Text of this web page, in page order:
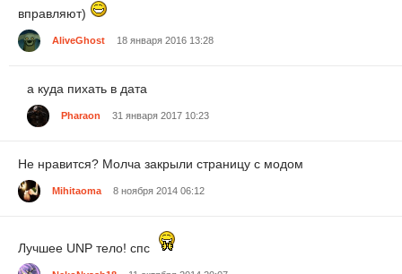
вправляют)
AliveGhost 18 января 2016 13:28
а куда пихать в дата
Pharaon 31 января 2017 10:23
Не нравится? Молча закрыли страницу с модом
Mihitaoma 8 ноября 2014 06:12
Лучшее UNP тело! спс